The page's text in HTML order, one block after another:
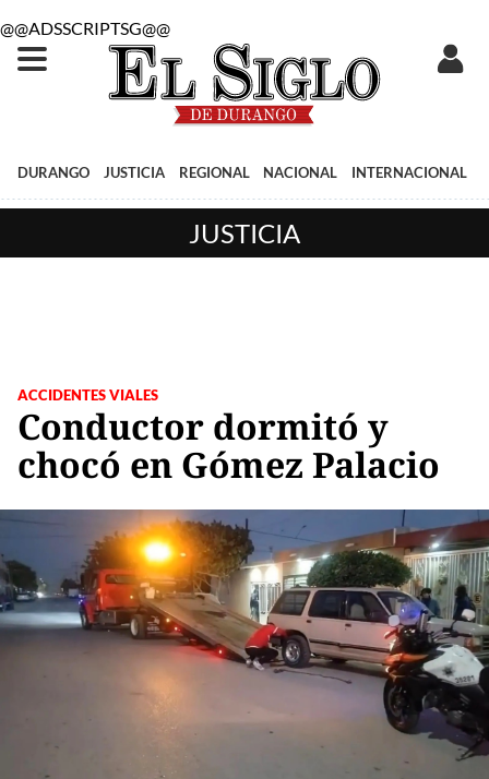
@@ADSSCRIPTSG@@
DURANGO JUSTICIA REGIONAL NACIONAL INTERNACIONAL
JUSTICIA
ACCIDENTES VIALES
Conductor dormitó y
chocó en Gómez Palacio